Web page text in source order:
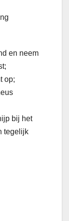
en neem
op;
bij het
tegelijk